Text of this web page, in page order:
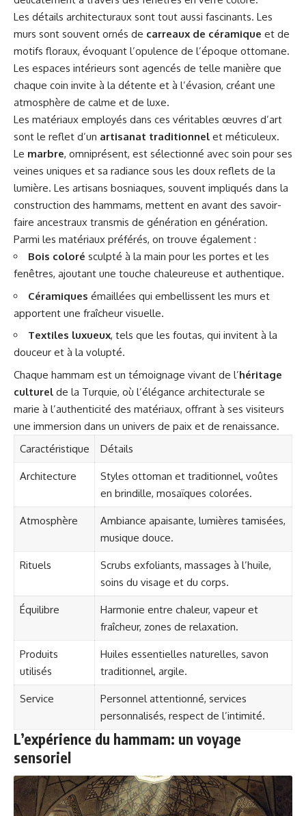
Les détails architecturaux sont tout aussi fascinants. Les
murs sont souvent ornés de carreaux de céramique et de
motifs floraux, évoquant l’opulence de l’époque ottomane.
Les espaces intérieurs sont agencés de telle manière que
chaque coin invite à la détente et à l’évasion, créant une
atmosphère de calme et de luxe.
Les matériaux employés dans ces véritables œuvres d’art
sont le reflet d’un artisanat traditionnel et méticuleux.
Le marbre, omniprésent, est sélectionné avec soin pour ses
veines uniques et sa radiance sous les doux reflets de la
lumière. Les artisans bosniaques, souvent impliqués dans la
construction des hammams, mettent en avant des savoir-
faire ancestraux transmis de génération en génération.
Parmi les matériaux préférés, on trouve également :
Bois coloré sculpté à la main pour les portes et les
fenêtres, ajoutant une touche chaleureuse et authentique.
Céramiques émaillées qui embellissent les murs et
apportent une fraîcheur visuelle.
Textiles luxueux, tels que les foutas, qui invitent à la
douceur et à la volupté.
Chaque hammam est un témoignage vivant de l’héritage
culturel de la Turquie, où l’élégance architecturale se
marie à l’authenticité des matériaux, offrant à ses visiteurs
une immersion dans un univers de paix et de renaissance.
Caractéristique
Détails
Architecture
Styles ottoman et traditionnel, voûtes
en brindille, mosaïques colorées.
Atmosphère
Ambiance apaisante, lumières tamisées,
musique douce.
Rituels
Scrubs exfoliants, massages à l’huile,
soins du visage et du corps.
Équilibre
Harmonie entre chaleur, vapeur et
fraîcheur, zones de relaxation.
Produits
utilisés
Huiles essentielles naturelles, savon
traditionnel, argile.
Service
Personnel attentionné, services
personnalisés, respect de l’intimité.
L’expérience du hammam: un voyage
sensoriel